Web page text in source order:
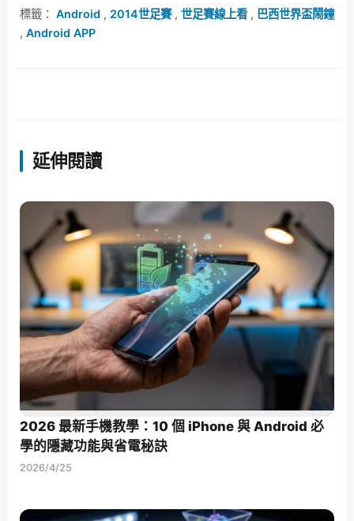
標籤： Android , 2014世足賽, 世足賽線上看, 巴西世界盃鬧鐘
, Android APP
延伸閱讀
2026 最新手機教學：10 個 iPhone 與 Android 必
學的隱藏功能與省電秘訣
2026/4/25